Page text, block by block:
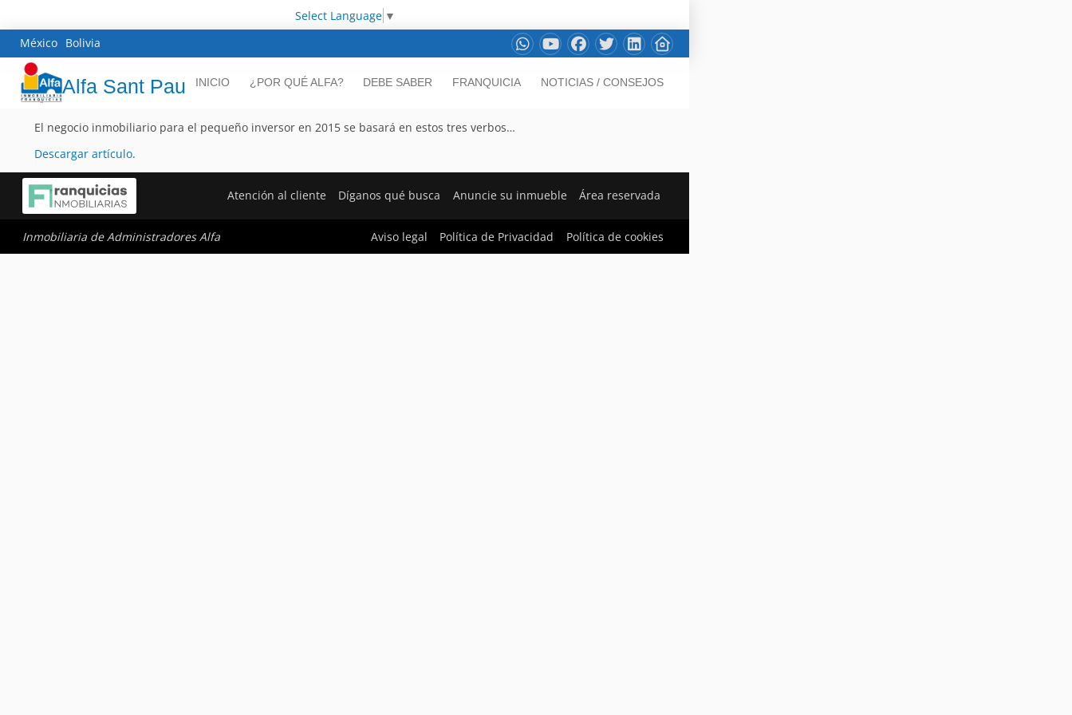
Select Language ▼
México Bolivia
Alfa Sant Pau INICIO ¿POR QUÉ ALFA? DEBE SABER FRANQUICIA NOTICIAS / CONSEJOS
El negocio inmobiliario para el pequeño inversor en 2015 se basará en estos tres verbos…
Descargar artículo.
Atención al cliente Díganos qué busca Anuncie su inmueble Área reservada
Inmobiliaria de Administradores Alfa Aviso legal Política de Privacidad Política de cookies